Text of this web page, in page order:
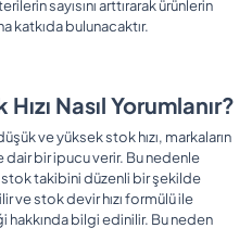
sayısını arttırarak ürünlerin
katkıda bulunacaktır.
Nasıl Yorumlanır?
ve yüksek stok hızı, markaların
dair bir ipucu verir. Bu nedenle
takibini düzenli bir şekilde
ve stok devir hızı formülü ile
hakkında bilgi edinilir. Bu neden